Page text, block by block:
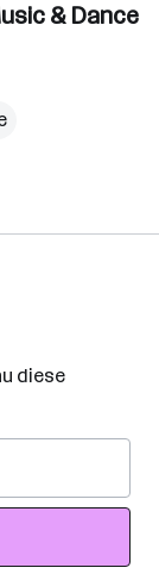
& Dance
diese